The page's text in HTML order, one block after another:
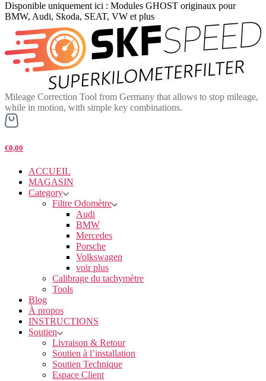
Disponible uniquement ici : Modules GHOST originaux pour
BMW, Audi, Skoda, SEAT, VW et plus
Mileage Correction Tool from Germany that allows to stop mileage,
while in motion, with simple key combinations.
€0,00
ACCUEIL
MAGASIN
Category
Filtre Odomètre
Audi
BMW
Mercedes
Porsche
Volkswagen
voir plus
Calibrage du tachymètre
Tools
Blog
À propos
INSTRUCTIONS
Soutien
Livraison & Retour
Soutien à l’installation
Soutien Technique
Espace Client